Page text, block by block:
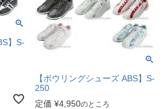
】S-
【ボウリングシューズ ABS】S-
250
定価 ¥4,950のところ